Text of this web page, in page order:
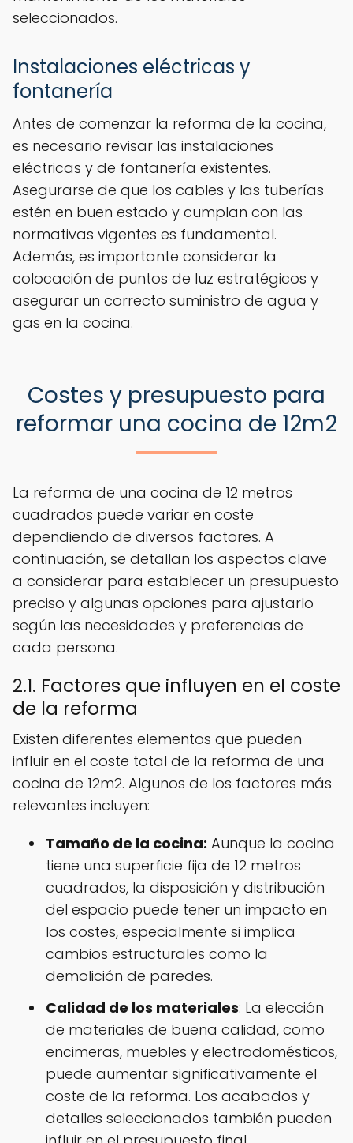
seleccionados.
Instalaciones eléctricas y
fontanería
Antes de comenzar la reforma de la cocina,
es necesario revisar las instalaciones
eléctricas y de fontanería existentes.
Asegurarse de que los cables y las tuberías
estén en buen estado y cumplan con las
normativas vigentes es fundamental.
Además, es importante considerar la
colocación de puntos de luz estratégicos y
asegurar un correcto suministro de agua y
gas en la cocina.
Costes y presupuesto para
reformar una cocina de 12m2
La reforma de una cocina de 12 metros
cuadrados puede variar en coste
dependiendo de diversos factores. A
continuación, se detallan los aspectos clave
a considerar para establecer un presupuesto
preciso y algunas opciones para ajustarlo
según las necesidades y preferencias de
cada persona.
2.1. Factores que influyen en el coste
de la reforma
Existen diferentes elementos que pueden
influir en el coste total de la reforma de una
cocina de 12m2. Algunos de los factores más
relevantes incluyen:
Tamaño de la cocina: Aunque la cocina
tiene una superficie fija de 12 metros
cuadrados, la disposición y distribución
del espacio puede tener un impacto en
los costes, especialmente si implica
cambios estructurales como la
demolición de paredes.
Calidad de los materiales: La elección
de materiales de buena calidad, como
encimeras, muebles y electrodomésticos,
puede aumentar significativamente el
coste de la reforma. Los acabados y
detalles seleccionados también pueden